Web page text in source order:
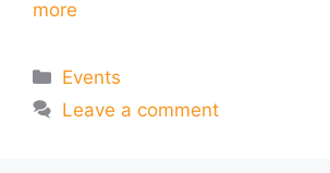
more
Categories
Events
Leave a comment